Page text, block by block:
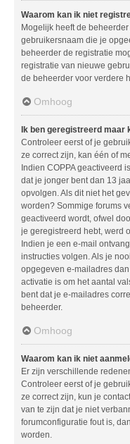
Waarom kan ik niet
Mogelijk heeft de
gebruikersnaam die je
beheerder de registratie
registratie van nieuwe
de beheerder voor verdere
Omhoog
Ik ben geregistreerd maar
Controleer eerst of je
ze correct zijn, kan één of
Indien COPPA geactiveerd
dat je jonger bent dan 13
opvolgen. Als dit niet het
worden? Sommige forums
geactiveerd wordt, ofwel
je geregistreerd hebt, werd
Indien je een e-mail
instructies volgen. Als je
opgegeven e-mailadres
activatie is om het aantal
bent dat je e-mailadres
beheerder.
Omhoog
Waarom kan ik niet
Er zijn verschillende
Controleer eerst of je
ze correct zijn, kun je
van te zijn dat je niet
forumconfiguratie fout is,
worden.